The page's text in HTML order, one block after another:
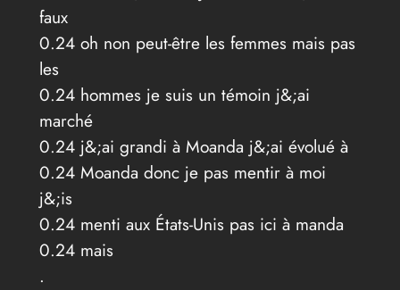
faux
0.24 oh non peut-être les femmes mais pas
les
0.24 hommes je suis un témoin j&;ai
marché
0.24 j&;ai grandi à Moanda j&;ai évolué à
0.24 Moanda donc je pas mentir à moi
j&;is
0.24 menti aux États-Unis pas ici à manda
0.24 mais
.